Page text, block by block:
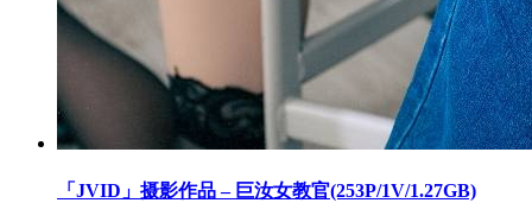
「JVID」摄影作品 – 巨汝女教官(253P/1V/1.27GB)